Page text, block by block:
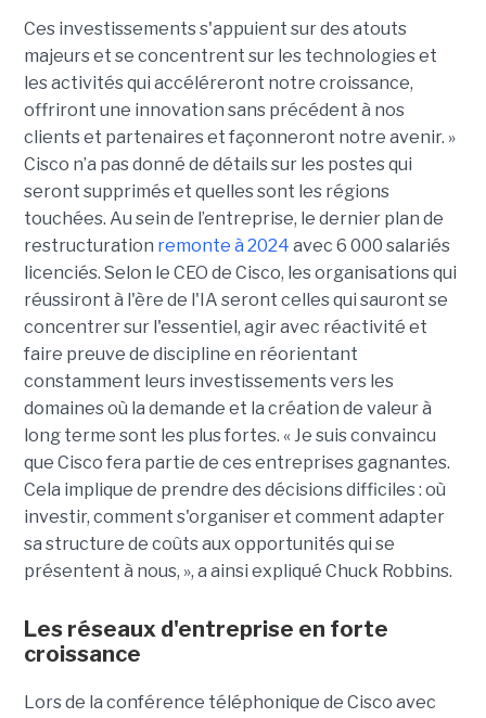
Ces investissements s'appuient sur des atouts
majeurs et se concentrent sur les technologies et
les activités qui accéléreront notre croissance,
offriront une innovation sans précédent à nos
clients et partenaires et façonneront notre avenir. »
Cisco n’a pas donné de détails sur les postes qui
seront supprimés et quelles sont les régions
touchées. Au sein de l’entreprise, le dernier plan de
restructuration remonte à 2024 avec 6 000 salariés
licenciés. Selon le CEO de Cisco, les organisations qui
réussiront à l'ère de l'IA seront celles qui sauront se
concentrer sur l'essentiel, agir avec réactivité et
faire preuve de discipline en réorientant
constamment leurs investissements vers les
domaines où la demande et la création de valeur à
long terme sont les plus fortes. « Je suis convaincu
que Cisco fera partie de ces entreprises gagnantes.
Cela implique de prendre des décisions difficiles : où
investir, comment s'organiser et comment adapter
sa structure de coûts aux opportunités qui se
présentent à nous, », a ainsi expliqué Chuck Robbins.
Les réseaux d'entreprise en forte
croissance
Lors de la conférence téléphonique de Cisco avec